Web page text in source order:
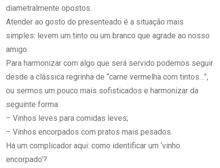
diametralmente opostos.
Atender ao gosto do presenteado é a situação mais
simples: levem um tinto ou um branco que agrade ao nosso
amigo.
Para harmonizar com algo que será servido podemos seguir
desde a clássica regrinha de “carne vermelha com tintos…”,
ou sermos um pouco mais sofisticados e harmonizar da
seguinte forma:
– Vinhos leves para comidas leves;
– Vinhos encorpados com pratos mais pesados.
Há um complicador aqui: como identificar um ‘vinho
encorpado’?